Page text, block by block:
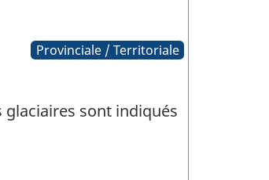
Provinciale / Territoriale
glaciaires sont indiqués